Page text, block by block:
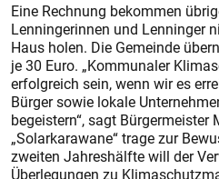
Eine Rechnung bekommen
Lenningerinnen und Lenninger
Haus holen. Die Gemeinde
je 30 Euro. „Kommunaler
erfolgreich sein, wenn wir es
Bürger sowie lokale
begeistern“, sagt Bürgermeister
„Solarkarawane“ trage zur
zweiten Jahreshälfte will der
Überlegungen zu